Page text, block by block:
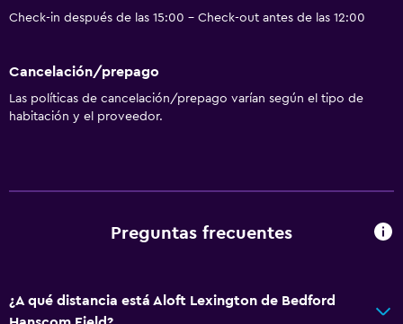
Para no fumadores
Servicios básicos
Wifi gratis
Wifi disponible en todas las instalaciones
Aire acondicionado
Comedor
Bar de tapas
Check-in después de las 15:00 - Check-out antes de las 12:00
Cancelación/prepago
Las políticas de cancelación/prepago varían según el tipo de
habitación y el proveedor.
Preguntas frecuentes
¿A qué distancia está Aloft Lexington de Bedford